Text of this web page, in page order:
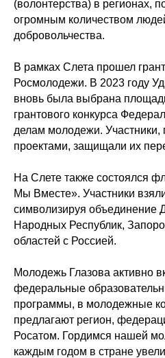
(волонтерства) в регионах,
огромным количеством
добровольчества.
В рамках Слета прошел
Росмолодежи. В 2023 году
вновь была выбрана
грантового конкурса
делам молодежи. Участники,
проектами, защищали их
На Слете также состоялся
Мы Вместе». Участники
символизируя объединение
Народных Республик,
областей с Россией.
Молодежь Глазова активно
федеральные
программы, в молодежные
предлагают регион,
Росатом. Гордимся нашей
каждым годом в стране